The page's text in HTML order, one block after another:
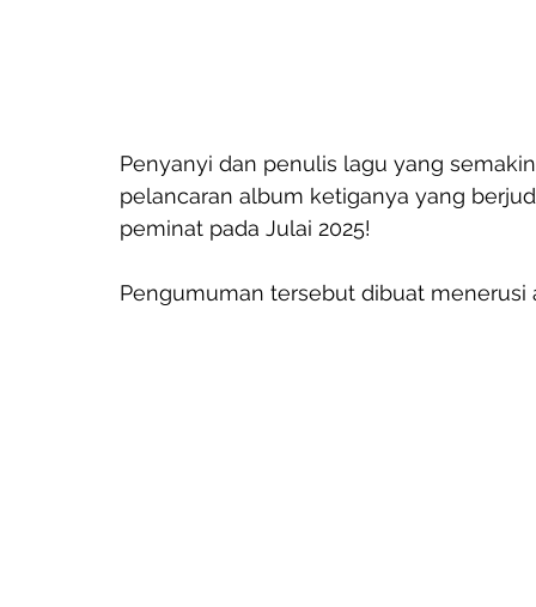
Penyanyi dan penulis lagu yang
pelancaran album ketiganya yang
peminat pada Julai 2025!
Pengumuman tersebut dibuat menerusi